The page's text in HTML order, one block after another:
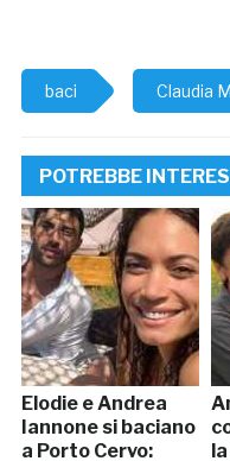
baci Claudia
POTREBBE
Elodie e Andrea
Iannone si baciano
a Porto Cervo: